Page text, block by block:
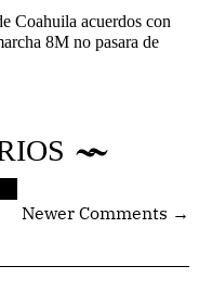
Coahuila acuerdos con
8M no pasara de
Newer Comments →